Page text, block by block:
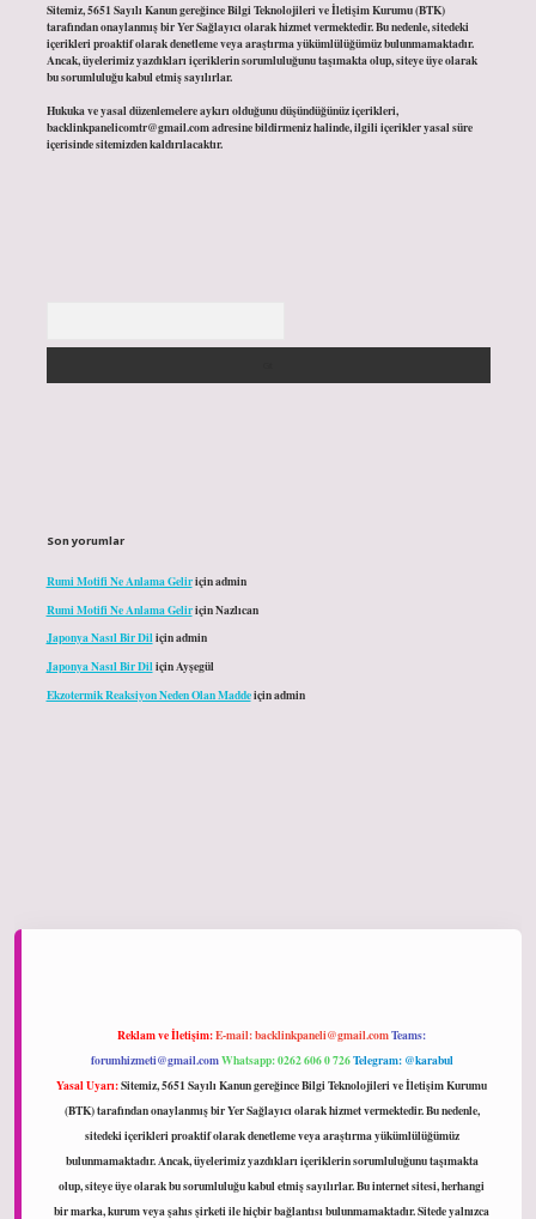
Sitemiz, 5651 Sayılı Kanun gereğince Bilgi Teknolojileri ve İletişim Kurumu (BTK)
tarafından onaylanmış bir Yer Sağlayıcı olarak hizmet vermektedir. Bu nedenle, sitedeki
içerikleri proaktif olarak denetleme veya araştırma yükümlülüğümüz bulunmamaktadır.
Ancak, üyelerimiz yazdıkları içeriklerin sorumluluğunu taşımakta olup, siteye üye olarak
bu sorumluluğu kabul etmiş sayılırlar.
Hukuka ve yasal düzenlemelere aykırı olduğunu düşündüğünüz içerikleri,
backlinkpanelicomtr@gmail.comadresine bildirmeniz halinde, ilgili içerikler yasal süre
içerisinde sitemizden kaldırılacaktır.
Son yorumlar
Rumi Motifi Ne Anlama Geliriçinadmin
Rumi Motifi Ne Anlama GeliriçinNazlıcan
Japonya Nasıl Bir Diliçinadmin
Japonya Nasıl Bir DiliçinAyşegül
Ekzotermik Reaksiyon Neden Olan Maddeiçinadmin
Reklam ve İletişim:E-mail:backlinkpaneli@gmail.comTeams:
forumhizmeti@gmail.comWhatsapp: 0262 606 0 726Telegram: @karabul
Yasal Uyarı:Sitemiz, 5651 Sayılı Kanun gereğince Bilgi Teknolojileri ve İletişim Kurumu
(BTK) tarafından onaylanmış bir Yer Sağlayıcı olarak hizmet vermektedir. Bu nedenle,
sitedeki içerikleri proaktif olarak denetleme veya araştırma yükümlülüğümüz
bulunmamaktadır. Ancak, üyelerimiz yazdıkları içeriklerin sorumluluğunu taşımakta
olup, siteye üye olarak bu sorumluluğu kabul etmiş sayılırlar. Bu internet sitesi, herhangi
bir marka, kurum veya şahıs şirketi ile hiçbir bağlantısı bulunmamaktadır. Sitede yalnızca